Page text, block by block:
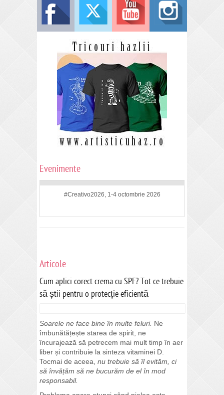
Evenimente
#Creativo2026, 1-4 octombrie 2026
Articole
Cum aplici corect crema cu SPF? Tot ce trebuie
să știi pentru o protecție eficientă
Soarele ne face bine în multe feluri. Ne
îmbunătățește starea de spirit, ne
încurajează să petrecem mai mult timp în aer
liber și contribuie la sinteza vitaminei D.
Tocmai de aceea, nu trebuie să îl evităm, ci
să învățăm să ne bucurăm de el în mod
responsabil.